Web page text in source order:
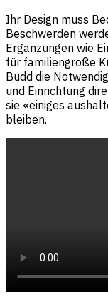
Ihr Design muss
Beschwerden
Ergänzungen wie
für familiengroße
Budd die
und Einrichtung
sie «einiges
bleiben.